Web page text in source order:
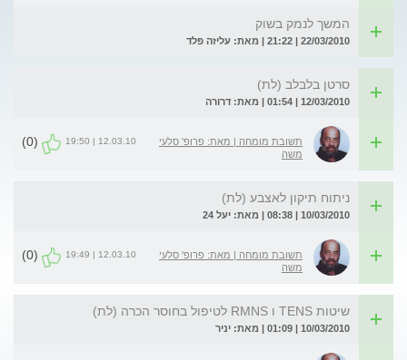
המשך לנמק בשוק
22/03/2010 | 21:22 | מאת: עליזה פלד
סרטן בלבלב (לת)
12/03/2010 | 01:54 | מאת: דרורה
תשובת מומחה | מאת: פרופ' סלעי
משה
12.03.10 | 19:50
(0)
ניתוח תיקון לאצבע (לת)
10/03/2010 | 08:38 | מאת: יעל 24
תשובת מומחה | מאת: פרופ' סלעי
משה
12.03.10 | 19:49
(0)
שיטות TENS ו RMNS לטיפול בחוסר הכרה (לת)
10/03/2010 | 01:09 | מאת: יניר